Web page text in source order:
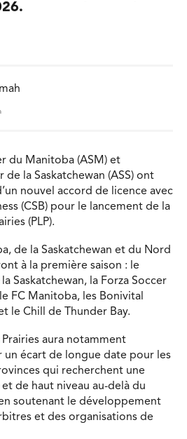
du Manitoba (ASM) et
de la Saskatchewan (ASS) ont
nouvel accord de licence avec
(CSB) pour le lancement de la
(PLP).
de la Saskatchewan et du Nord
à la première saison : le
Saskatchewan, la Forza Soccer
FC Manitoba, les Bonivital
le Chill de Thunder Bay.
aura notamment
un écart de longue date pour les
qui recherchent une
de haut niveau au-delà du
soutenant le développement
et des organisations de